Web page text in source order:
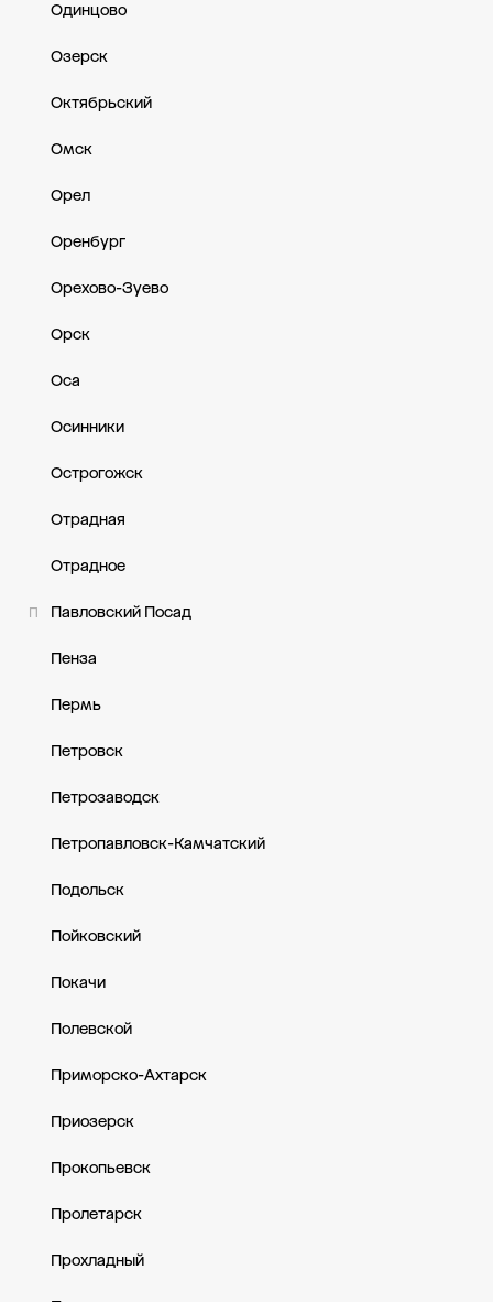
Одинцово
Озерск
Октябрьский
Омск
Орел
Оренбург
Орехово-Зуево
Орск
Оса
Осинники
Острогожск
Отрадная
Отрадное
П Павловский Посад
Пенза
Пермь
Петровск
Петрозаводск
Петропавловск-Камчатский
Подольск
Пойковский
Покачи
Полевской
Приморско-Ахтарск
Приозерск
Прокопьевск
Пролетарск
Прохладный